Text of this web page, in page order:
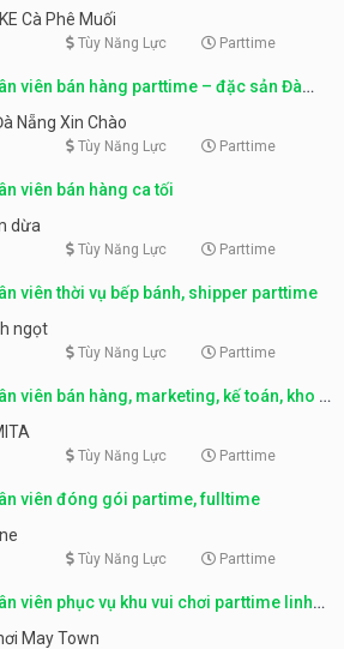
Cà Phê Muối
Tùy Năng Lực Parttime
viên bán hàng parttime – đặc sản Đà
Nẵng Xin Chào
Tùy Năng Lực Parttime
viên bán hàng ca tối
dừa
Tùy Năng Lực Parttime
viên thời vụ bếp bánh, shipper parttime
ngọt
Tùy Năng Lực Parttime
viên bán hàng, marketing, kế toán, kho –
Tùy Năng Lực Parttime
viên đóng gói partime, fulltime
Tùy Năng Lực Parttime
viên phục vụ khu vui chơi parttime linh
May Town